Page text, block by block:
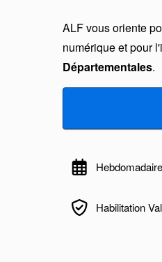
ALF vous oriente
numérique et pour
Départementales.
Habilitation